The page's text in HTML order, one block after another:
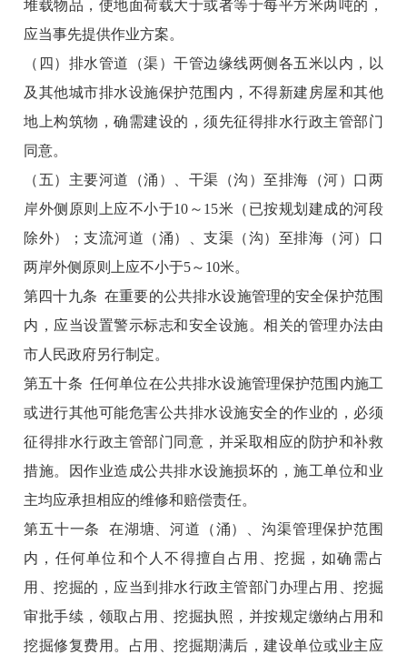
堆载物品，使地面荷载大于或者等于每平方米两吨的，
应当事先提供作业方案。
（四）排水管道（渠）干管边缘线两侧各五米以内，以
及其他城市排水设施保护范围内，不得新建房屋和其他
地上构筑物，确需建设的，须先征得排水行政主管部门
同意。
（五）主要河道（涌）、干渠（沟）至排海（河）口两
岸外侧原则上应不小于10～15米（已按规划建成的河段
除外）；支流河道（涌）、支渠（沟）至排海（河）口
两岸外侧原则上应不小于5～10米。
第四十九条 在重要的公共排水设施管理的安全保护范围
内，应当设置警示标志和安全设施。相关的管理办法由
市人民政府另行制定。
第五十条 任何单位在公共排水设施管理保护范围内施工
或进行其他可能危害公共排水设施安全的作业的，必须
征得排水行政主管部门同意，并采取相应的防护和补救
措施。因作业造成公共排水设施损坏的，施工单位和业
主均应承担相应的维修和赔偿责任。
第五十一条 在湖塘、河道（涌）、沟渠管理保护范围
内，任何单位和个人不得擅自占用、挖掘，如确需占
用、挖掘的，应当到排水行政主管部门办理占用、挖掘
审批手续，领取占用、挖掘执照，并按规定缴纳占用和
挖掘修复费用。占用、挖掘期满后，建设单位或业主应